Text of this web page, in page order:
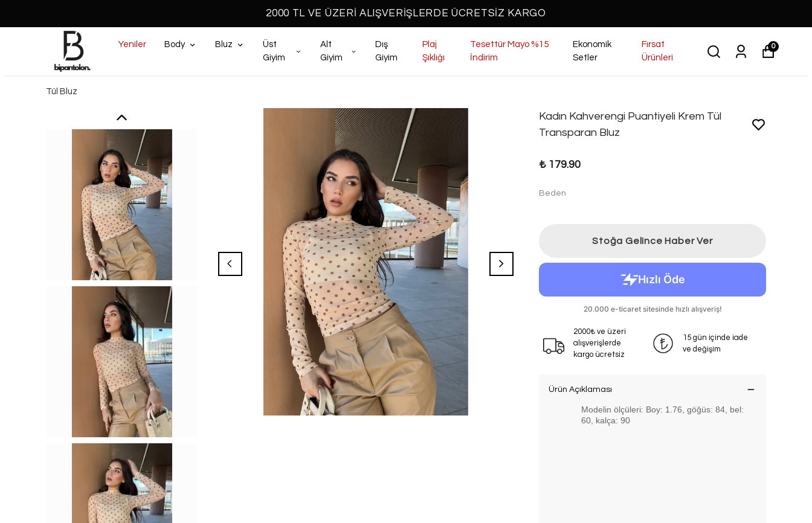
2000 TL VE ÜZERİ ALIŞVERİŞLERDE ÜCRETSİZ KARGO
Yeniler Body Bluz
Üst
Giyim
Alt
Giyim
Dış
Giyim
Plaj
Şıklığı
Tesettür Mayo %15
İndirim
Ekonomik
Setler
Fırsat
Ürünleri
0
Tül Bluz
Kadın Kahverengi Puantiyeli Krem Tül
Transparan Bluz
₺ 179.90
Beden
Stoğa Gelince Haber Ver
2000₺ ve üzeri
alışverişlerde
kargo ücretsiz
15 gün içinde iade
ve değişim
Ürün Açıklaması
Modelin ölçüleri: Boy: 1.76, göğüs: 84, bel:
60, kalça: 90